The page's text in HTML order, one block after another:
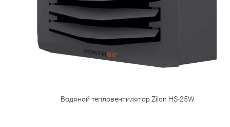
Водяной тепловентилятор Zilon HS-25W